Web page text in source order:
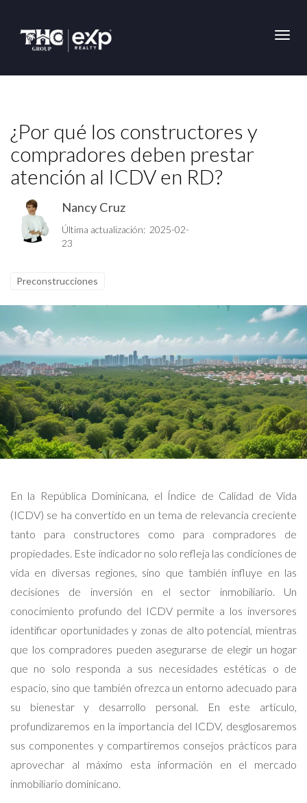
¿Por qué los constructores y
compradores deben prestar
atención al ICDV en RD?
Nancy Cruz
Última actualización: 2025-02-
23
Preconstrucciones
En la República Dominicana, el Índice de Calidad de Vida
(ICDV) se ha convertido en un tema de relevancia creciente
tanto para constructores como para compradores de
propiedades. Este indicador no solo refleja las condiciones de
vida en diversas regiones, sino que también influye en las
decisiones de inversión en el sector inmobiliario. Un
conocimiento profundo del ICDV permite a los inversores
identificar oportunidades y zonas de alto potencial, mientras
que los compradores pueden asegurarse de elegir un hogar
que no solo responda a sus necesidades estéticas o de
espacio, sino que también ofrezca un entorno adecuado para
su bienestar y desarrollo personal. En este artículo,
profundizaremos en la importancia del ICDV, desglosaremos
sus componentes y compartiremos consejos prácticos para
aprovechar al máximo esta información en el mercado
inmobiliario dominicano.